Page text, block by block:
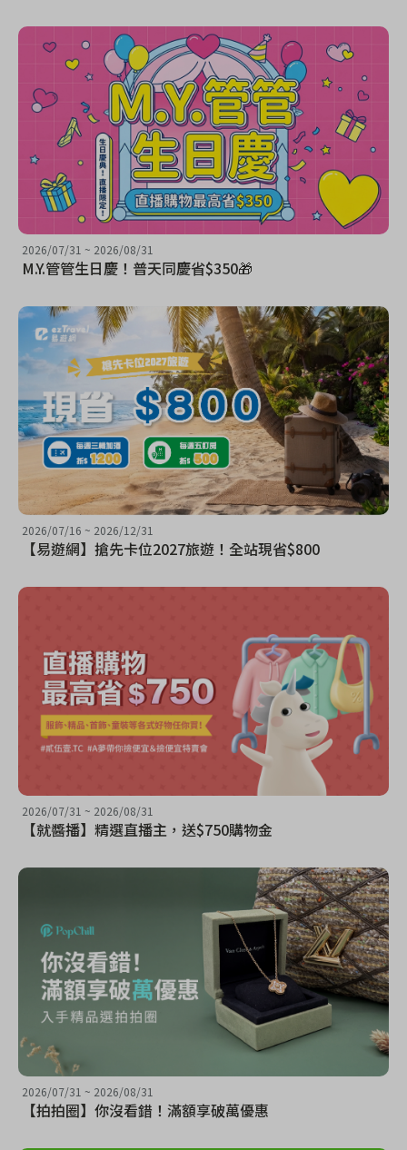
2026/07/31 ~ 2026/08/31
M.Y.管管生日慶！普天同慶省$350🎁
2026/07/16 ~ 2026/12/31
【易遊網】搶先卡位2027旅遊！全站現省$800
2026/07/31 ~ 2026/08/31
【就醬播】精選直播主，送$750購物金
2026/07/31 ~ 2026/08/31
【拍拍圈】你沒看錯！滿額享破萬優惠